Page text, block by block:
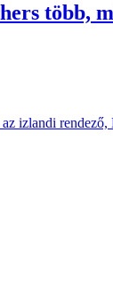
több,
izlandi